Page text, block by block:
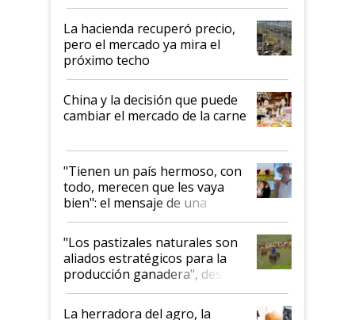
histórico para la actividad
La hacienda recuperó precio,
pero el mercado ya mira el
próximo techo
China y la decisión que puede
cambiar el mercado de la carne
"Tienen un país hermoso, con
todo, merecen que les vaya
bien": el mensaje de una
ganadera uruguaya sobre las
oportunidades que se abren
para el agro en Argentina, con
foco en la carne
"Los pastizales naturales son
aliados estratégicos para la
producción ganadera", destaca
la iniciativa que ya reúne a 46
establecimientos en Argentina
La herradora del agro, la